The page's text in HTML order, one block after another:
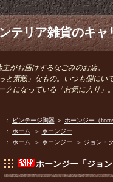
テリア雑貨のキ
がお届けするなごみのお店。
素敵」なもの。いつも側にい
になっている「お気に入り」
： ビンテージ陶器＞ ホーンジー（
：
ホーム ＞ ホーンジー
：
ホーム ＞ ホーンジー ＞ ジョン・
ホーンジー「ジョ